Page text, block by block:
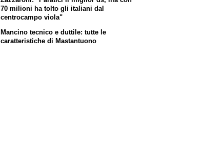
70 milioni ha tolto gli italiani dal
centrocampo viola"
Mancino tecnico e duttile: tutte le
caratteristiche di Mastantuono